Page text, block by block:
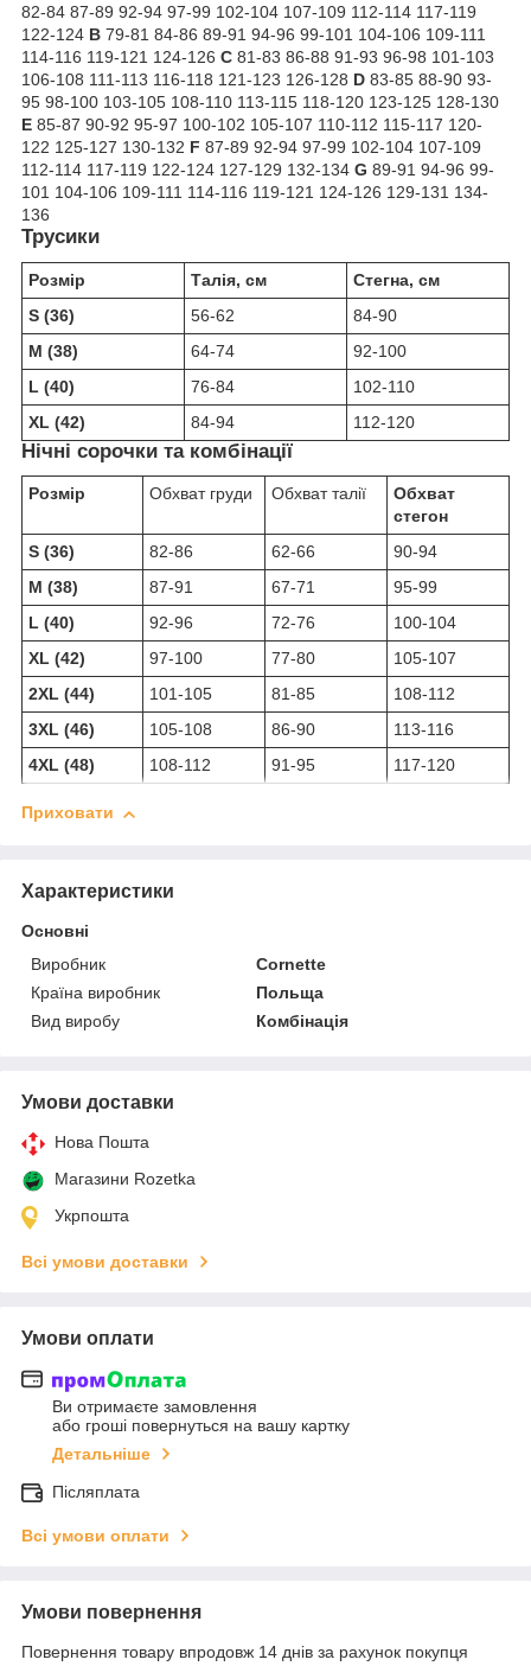
82-84 87-89 92-94 97-99 102-104 107-109 112-114 117-119
122-124 B 79-81 84-86 89-91 94-96 99-101 104-106 109-111
114-116 119-121 124-126 C 81-83 86-88 91-93 96-98 101-103
106-108 111-113 116-118 121-123 126-128 D 83-85 88-90 93-
95 98-100 103-105 108-110 113-115 118-120 123-125 128-130
E 85-87 90-92 95-97 100-102 105-107 110-112 115-117 120-
122 125-127 130-132 F 87-89 92-94 97-99 102-104 107-109
112-114 117-119 122-124 127-129 132-134 G 89-91 94-96 99-
101 104-106 109-111 114-116 119-121 124-126 129-131 134-
136
Трусики
Розмір Талія, см
Стегна, см
S (36)
56-62
84-90
M (38)
64-74
92-100
L (40)
76-84
102-110
XL (42)
84-94 112-120
Нічні сорочки та комбінації
Розмір Обхват груди Обхват талії
Обхват
стегон
S (36)
82-86 62-66
90-94
M (38)
87-91 67-71
95-99
L (40)
92-96 72-76
100-104
XL (42)
97-100 77-80
105-107
2XL (44)
101-105 81-85
108-112
3XL (46)
105-108 86-90
113-116
4XL (48)
108-112 91-95 117-120
Приховати
Характеристики
Основні
Виробник
Cornette
Країна виробник
Польща
Вид виробу
Комбінація
Умови доставки
Нова Пошта
Магазини Rozetka
Укрпошта
Всі умови доставки
Умови оплати
Ви отримаєте замовлення
або гроші повернуться на вашу картку
Детальніше
Післяплата
Всі умови оплати
Умови повернення
Повернення товару впродовж 14 днів за рахунок покупця